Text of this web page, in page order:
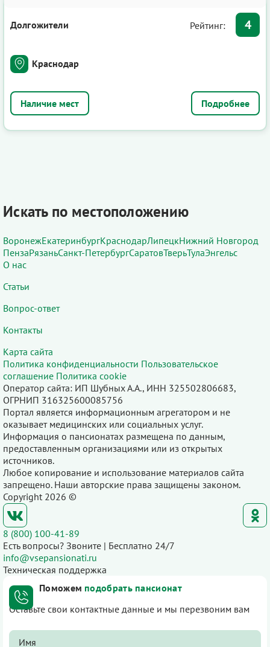
Долгожители Рейтинг: 4
Краснодар
Подробнее
Искать по местоположению
ВоронежЕкатеринбургКраснодарЛипецкНижний Новгород
ПензаРязаньСанкт-ПетербургСаратовТверьТулаЭнгельс
О нас
Статьи
Вопрос-ответ
Контакты
Карта сайта
Политика конфиденциальности Пользовательское
соглашение Политика cookie
Оператор сайта: ИП Шубных А.А., ИНН 325502806683,
ОГРНИП 316325600085756
Портал является информационным агрегатором и не
оказывает медицинских или социальных услуг.
Информация о пансионатах размещена по данным,
предоставленным организациями или из открытых
источников.
Любое копирование и использование материалов сайта
запрещено. Наши авторские права защищены законом.
Copyright 2026 ©
8 (800) 100-41-89
Есть вопросы? Звоните | Бесплатно 24/7
info@vsepansionati.ru
Техническая поддержка
Поможем подобрать пансионат
Оставьте свои контактные данные и мы перезвоним вам